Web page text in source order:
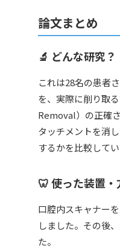
論文まとめ
🔬 どんな研究？
これは28名の患者
を、実際に削り取
Removal）の正確
タッチメントを消
するかを比較して
🦷 使った装置・
口腔内スキャナー
しました。その後
た。